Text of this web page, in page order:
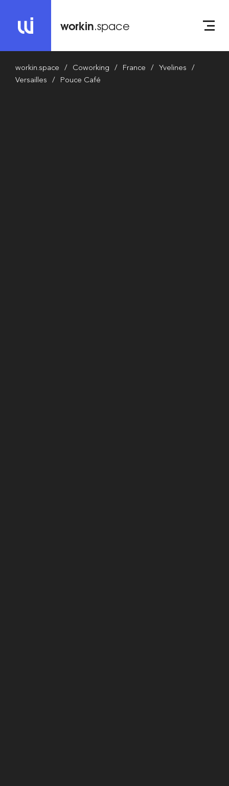
workin.space
workin.space Coworking France
Yvelines
Versailles
Pouce Café